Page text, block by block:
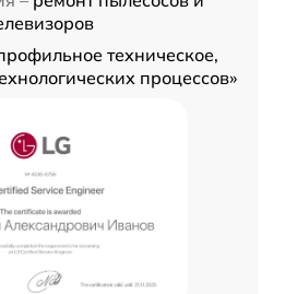
техническое,
процессов»